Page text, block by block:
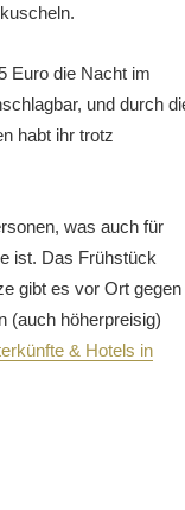
Euro die Nacht im
und durch
habt ihr trotz
was auch für
ist. Das Frühstück
gibt es vor Ort gegen
(auch höherpreisig)
& Hotels in